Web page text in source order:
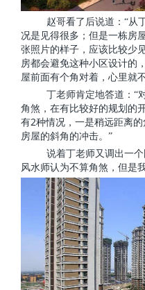
赵哥看了后说道：“从
况是见得很多；但是一栋房
张照片的样子，应该比较少
房都会避免这种小区设计的
屋前面有个角对着，心里就
丁老师肯定地答道：“
角煞，在有比较好的规划的
有2种情况，一是稍远距离
房屋的斜角的冲击。”
说着丁老师又调出一
风水师认为不算角煞，但是